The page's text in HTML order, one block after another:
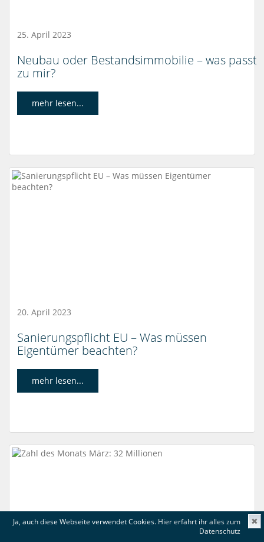
Ja, auch diese Webseite verwendet Cookies. Hier erfahrt ihr alles zum
Datenschutz
✖
25. April 2023
Neubau oder Bestandsimmobilie – was passt
zu mir?
mehr lesen...
20. April 2023
Sanierungspflicht EU – Was müssen
Eigentümer beachten?
mehr lesen...